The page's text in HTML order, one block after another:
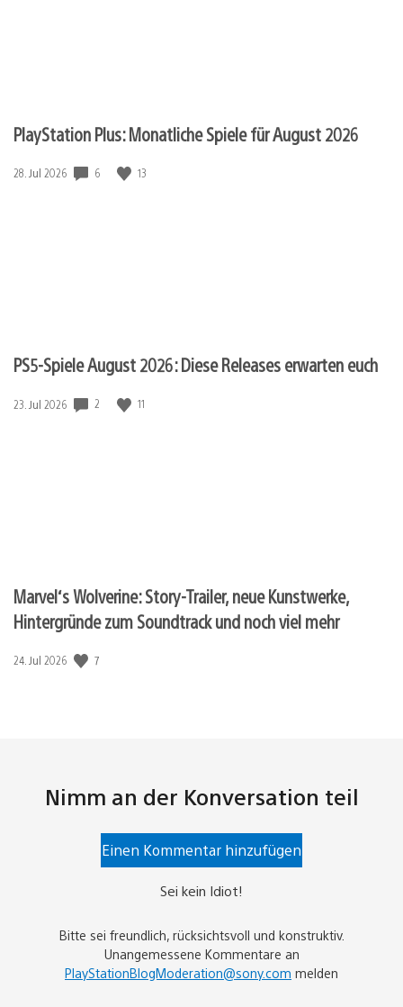
PlayStation Plus: Monatliche Spiele für August 2026
Veröffentlichungsdatum:
28. Jul 2026 6 13
PS5-Spiele August 2026: Diese Releases erwarten euch
Veröffentlichungsdatum:
23. Jul 2026 2 11
Marvel‘s Wolverine: Story-Trailer, neue Kunstwerke,
Hintergründe zum Soundtrack und noch viel mehr
Veröffentlichungsdatum:
24. Jul 2026 7
Nimm an der Konversation teil
Einen Kommentar hinzufügen
Sei kein Idiot!
Bitte sei freundlich, rücksichtsvoll und konstruktiv.
Unangemessene Kommentare an
PlayStationBlogModeration@sony.com melden